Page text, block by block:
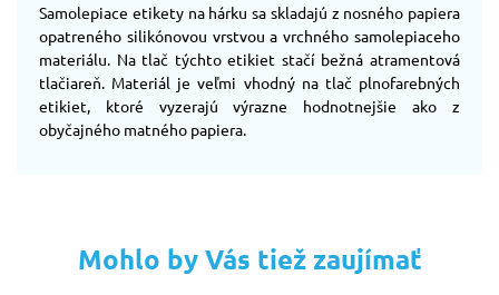
Samolepiace etikety na hárku sa skladajú z nosného papiera
opatreného silikónovou vrstvou a vrchného samolepiaceho
materiálu. Na tlač týchto etikiet stačí bežná atramentová
tlačiareň. Materiál je veľmi vhodný na tlač plnofarebných
etikiet, ktoré vyzerajú výrazne hodnotnejšie ako z
obyčajného matného papiera.
Mohlo by Vás tiež zaujímať